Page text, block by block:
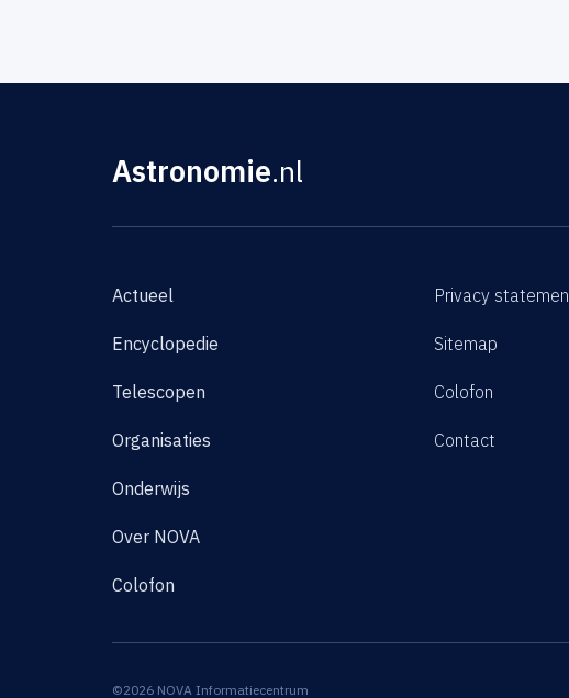
Astronomie.nl
Actueel
Encyclopedie
Telescopen
Organisaties
Onderwijs
Over NOVA
Colofon
Privacy
Sitemap
Colofon
Contact
©2026 NOVA Informatiecentrum